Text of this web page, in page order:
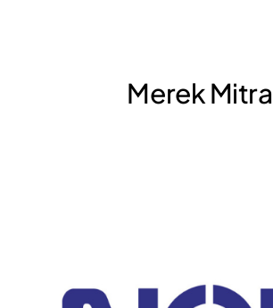
Merek Mitra